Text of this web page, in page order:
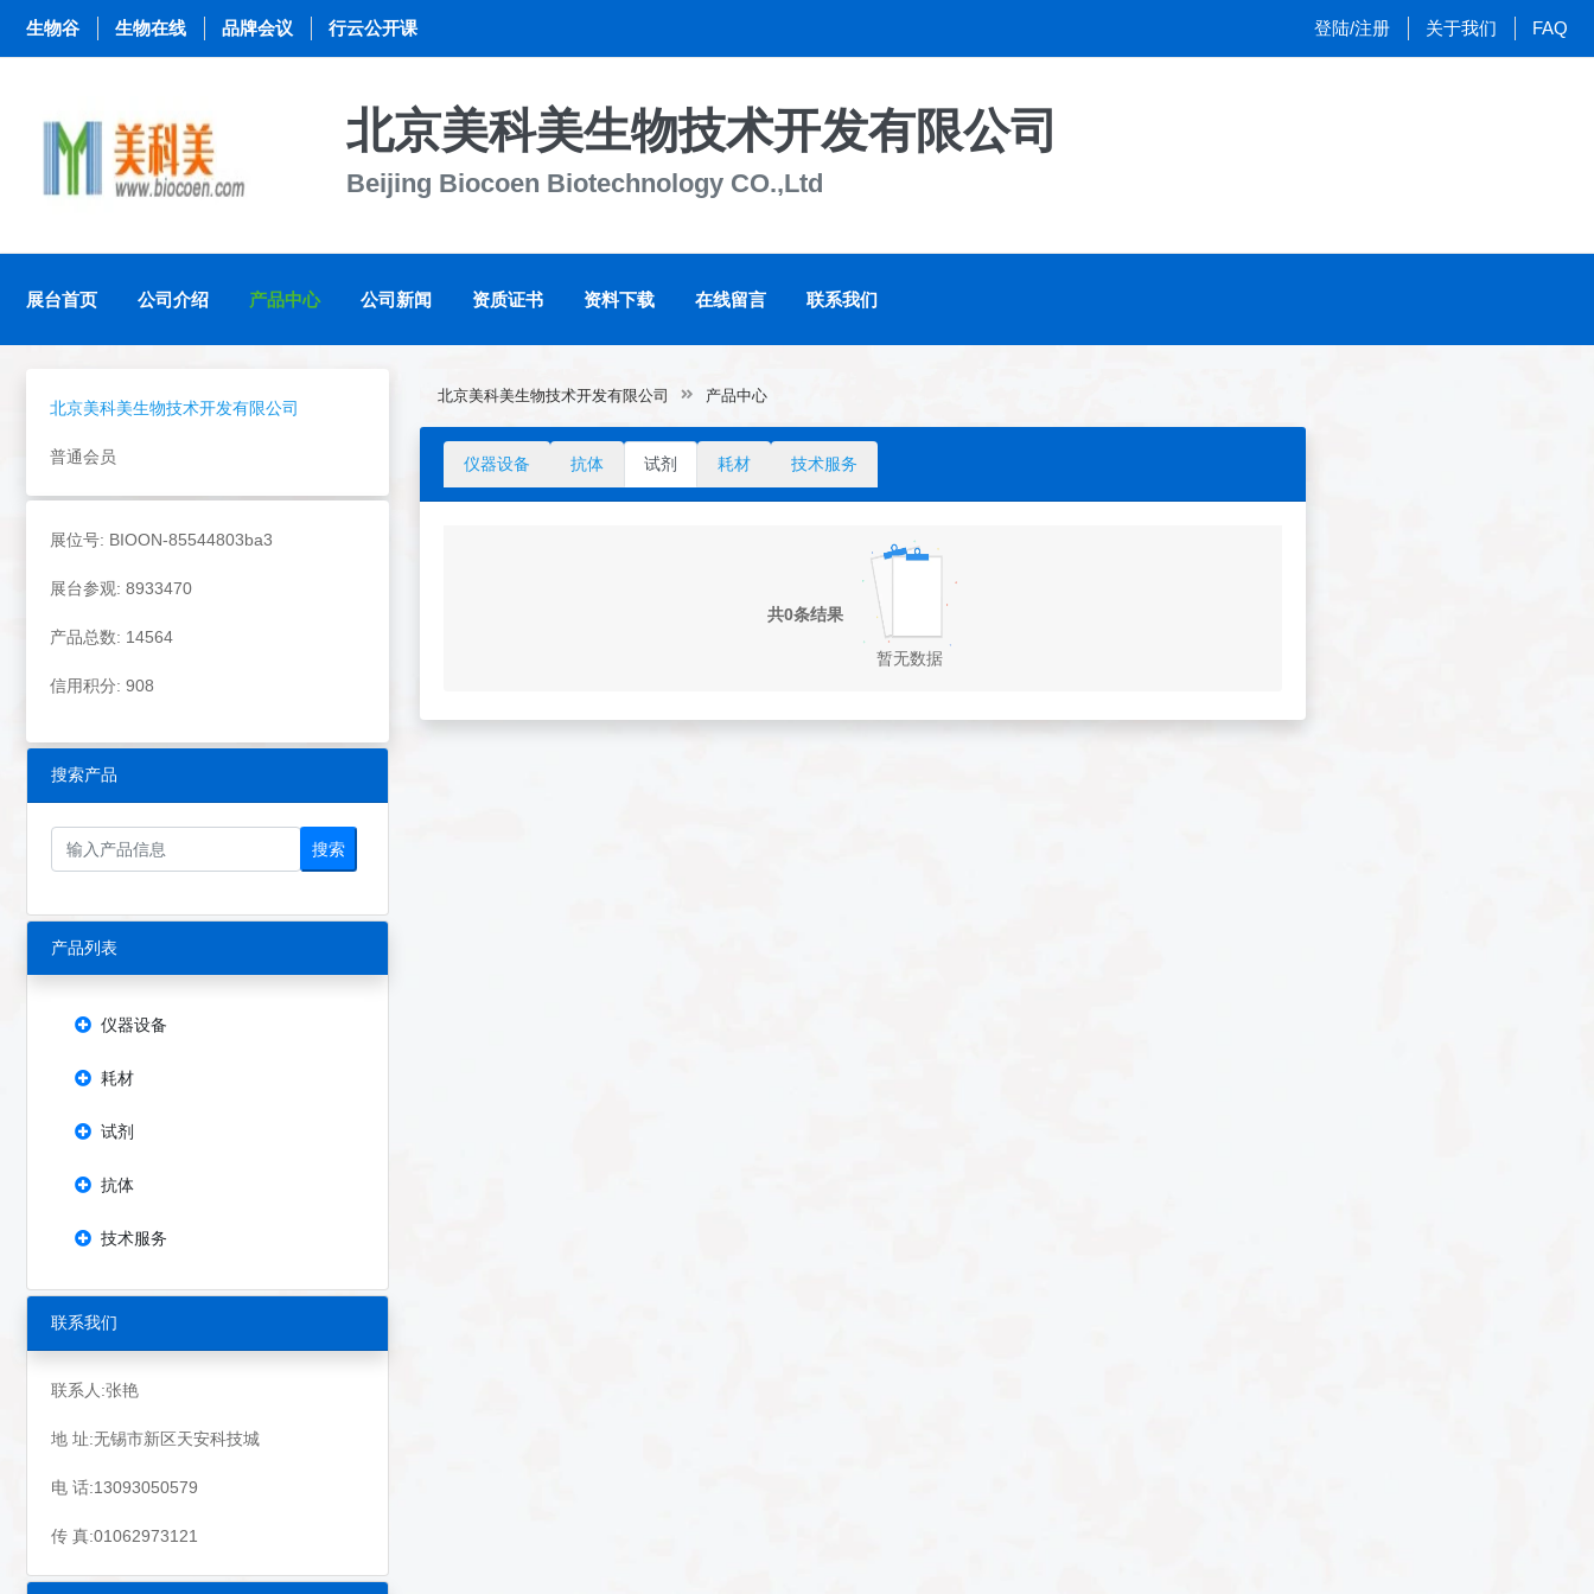
生物谷 生物在线 品牌会议 行云公开课 登陆/注册 关于我们 FAQ
北京美科美生物技术开发有限公司
Beijing Biocoen Biotechnology CO.,Ltd
展台首页 公司介绍 产品中心 公司新闻 资质证书 资料下载 在线留言 联系我们
北京美科美生物技术开发有限公司
普通会员
展位号: BIOON-85544803ba3
展台参观: 8933470
产品总数: 14564
信用积分: 908
搜索产品
搜索
产品列表
仪器设备
耗材
试剂
抗体
技术服务
联系我们
联系人:张艳
地 址:无锡市新区天安科技城
电 话:13093050579
传 真:01062973121
北京美科美生物技术开发有限公司 产品中心
仪器设备 抗体 试剂 耗材 技术服务
共0条结果
暂无数据